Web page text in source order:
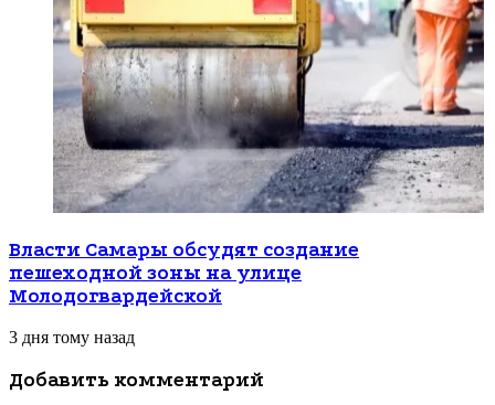
Власти Самары обсудят создание
пешеходной зоны на улице
Молодогвардейской
3 дня тому назад
Добавить комментарий